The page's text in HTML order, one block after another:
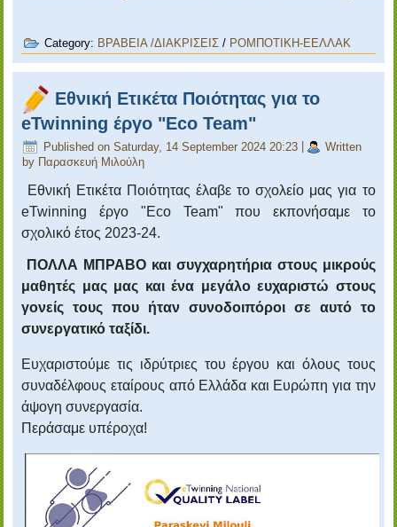
Category: ΒΡΑΒΕΙΑ /ΔΙΑΚΡΙΣΕΙΣ / ΡΟΜΠΟΤΙΚΗ-ΕΕΛΛΑΚ
Εθνική Ετικέτα Ποιότητας για το
eTwinning έργο "Eco Team"
Published on Saturday, 14 September 2024 20:23
Written
by Παρασκευή Μιλούλη
Εθνική Ετικέτα Ποιότητας έλαβε το σχολείο μας για το
eTwinning έργο "Eco Team" που εκπονήσαμε το
σχολικό έτος 2023-24.
ΠΟΛΛΑ ΜΠΡΑΒΟ και συγχαρητήρια στους μικρούς
μαθητές μας μας και ένα μεγάλο ευχαριστώ στους
γονείς τους που ήταν συνοδοιπόροι σε αυτό το
συνεργατικό ταξίδι.
Ευχαριστούμε τις ιδρύτριες του έργου και όλους τους
συναδέλφους εταίρους από Ελλάδα και Ευρώπη για την
άψογη συνεργασία.
Περάσαμε υπέροχα!